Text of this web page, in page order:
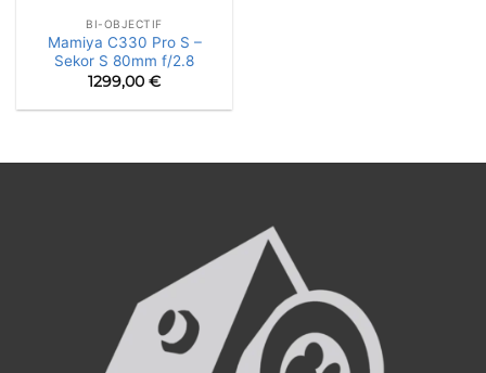
BI-OBJECTIF
Mamiya C330 Pro S –
Sekor S 80mm f/2.8
1299,00 €